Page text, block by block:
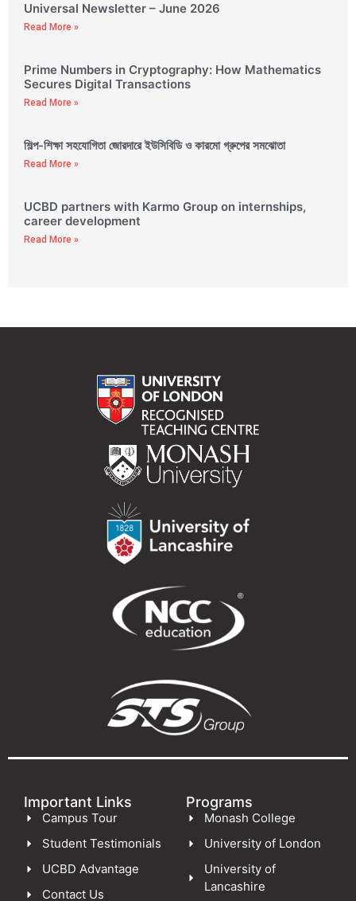
Universal Newsletter – June 2026
Read More »
Prime Numbers in Cryptography: How Mathematics
Secures Digital Transactions
Read More »
শিল্প-শিক্ষা সহযোগিতা জোরদারে ইউসিবিডি ও কারমো গ্রুপের সমঝোতা
Read More »
UCBD partners with Karmo Group on internships,
career development
Read More »
Important Links
Campus Tour
Student Testimonials
UCBD Advantage
Contact Us
Programs
Monash College
University of London
University of
Lancashire